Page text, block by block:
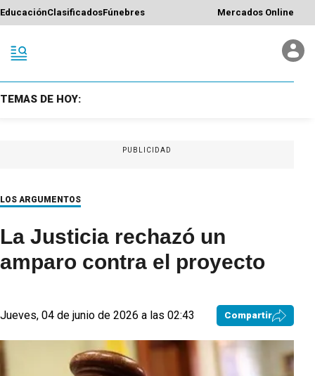
EducaciónClasificadosFúnebres Mercados Online
TEMAS DE HOY:
PUBLICIDAD
LOS ARGUMENTOS
La Justicia rechazó un
amparo contra el proyecto
Jueves, 04 de junio de 2026 a las 02:43 Compartir